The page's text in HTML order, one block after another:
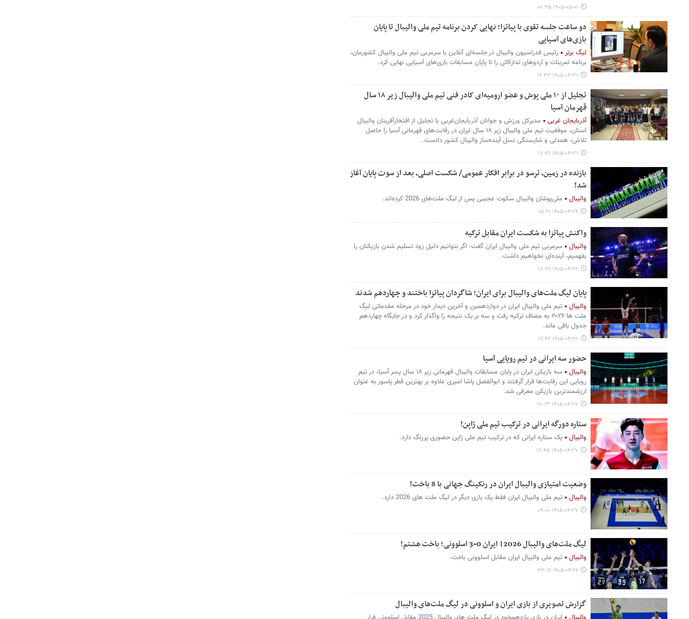
۱۴۰۵-۰۵-۰۱ ۰۷:۳۵
دو ساعت جلسه تقوی با پیاتزا؛ نهایی کردن برنامه تیم ملی والیبال تا پایان
بازی‌های آسیایی
لیگ برتر
رئیس فدراسیون والیبال در جلسه‌ای آنلاین با سرمربی تیم ملی والیبال کشورمان،
برنامه تمرینات و اردوهای تدارکاتی را تا پایان مسابقات بازی‌های آسیایی نهایی کرد.
۱۴۰۵-۰۴-۳۱ ۱۹:۳۲
تجلیل از ۱۰ ملی پوش و عضو ارومیه‌ای کادر فنی تیم ملی والیبال زیر ۱۸ سال
قهرمان آسیا
آذربایجان غربی
مدیرکل ورزش و جوانان آذربایجان‌غربی با تجلیل از افتخارآفرینان والیبال
استان، موفقیت تیم ملی والیبال زیر ۱۸ سال ایران در رقابت‌های قهرمانی آسیا را حاصل
تلاش، همدلی و شایستگی نسل آینده‌ساز والیبال کشور دانست.
۱۴۰۵-۰۴-۳۱ ۱۷:۲۶
بازنده در زمین، ترسو در برابر افکار عمومی/ شکست اصلی، بعد از سوت پایان آغاز
شد!
والیبال ملی‌پوشان والیبال سکوت عجیبی پس از لیگ ملت‌های 2026 کرده‌اند.
۱۴۰۵-۰۴-۲۹ ۱۵:۲۰
واکنش پیاتزا به شکست ایران مقابل ترکیه
والیبال
سرمربی تیم ملی والیبال ایران گفت: اگر نتوانیم دلیل زود تسلیم شدن بازیکنان را
بفهمیم، آینده‌ای نخواهیم داشت.
۱۴۰۵-۰۴-۲۸ ۱۸:۲۶
پایان لیگ ملت‌های والیبال برای ایران؛ شاگردان پیاتزا باختند و چهاردهم شدند
والیبال
تیم ملی والیبال ایران در دوازدهمین و آخرین دیدار خود در مرحله مقدماتی لیگ
ملت ها ۲۰۲۶ به مصاف ترکیه رفت و سه بر یک نتیجه را واگذار کرد و در جایگاه چهاردهم
جدول باقی ماند.
۱۴۰۵-۰۴-۲۸ ۱۶:۴۲
حضور سه ایرانی در تیم رویایی آسیا
والیبال
سه بازیکن ایران در پایان مسابقات والیبال قهرمانی زیر ۱۸ سال پسر آسیا، در تیم
رویایی ‌این رقابت‌ها قرار گرفتند و ابوالفضل پاشا امیری علاوه بر بهترین قطر پاسور به عنوان
ارزشمندترین بازیکن معرفی شد.
۱۴۰۵-۰۴-۲۷ ۲۰:۱۳
ستاره دورگه ایرانی در ترکیب تیم ملی ژاپن!
والیبال یک ستاره ایرانی که در ترکیب تیم ملی ژاپن حضوری پررنگ دارد.
۱۴۰۵-۰۴-۲۷ ۱۸:۴۵
وضعیت امتیازی والیبال ایران در رنکینگ جهانی با 8 باخت!
والیبال تیم ملی والیبال ایران فقط یک بازی دیگر در لیگ ملت های 2026 دارد.
۱۴۰۵-۰۴-۲۷ ۰۹:۰۰
لیگ ملت‌های والیبال 2026| ایران 0-3 اسلوونی؛ باخت هشتم!
والیبال تیم ملی والیبال ایران مقابل اسلوونی باخت.
۱۴۰۵-۰۴-۲۶ ۲۳:۱۶
گزارش تصویری از بازی ایران و اسلوونی در لیگ ملت‌های والیبال